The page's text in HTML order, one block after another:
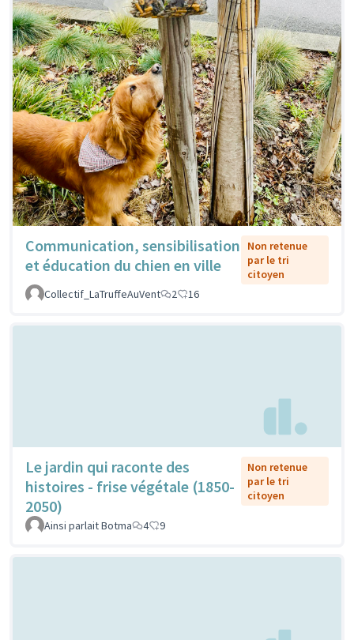
Communication, sensibilisation
et éducation du chien en ville
Non retenue
par le tri
citoyen
Collectif_LaTruffeAuVent
2 16
Le jardin qui raconte des
histoires - frise végétale (1850-
2050)
Non retenue
par le tri
citoyen
Ainsi parlait Botma 4 9